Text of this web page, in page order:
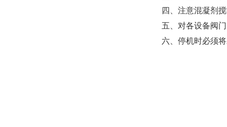
四、注意混凝剂
五、对各设备阀
六、停机时必须